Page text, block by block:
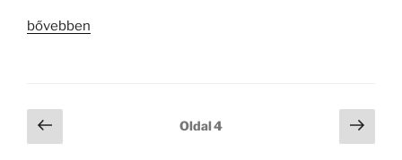
„GÓLYANAPOK
bővebben
Bejegyzések
lapozása
Előző
oldal
Oldal4
oldal